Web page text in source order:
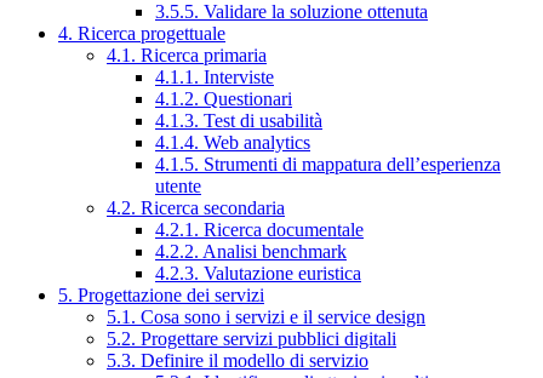
3.5.5. Validare la soluzione ottenuta
4. Ricerca progettuale
4.1. Ricerca primaria
4.1.1. Interviste
4.1.2. Questionari
4.1.3. Test di usabilità
4.1.4. Web analytics
4.1.5. Strumenti di mappatura dell’esperienza
utente
4.2. Ricerca secondaria
4.2.1. Ricerca documentale
4.2.2. Analisi benchmark
4.2.3. Valutazione euristica
5. Progettazione dei servizi
5.1. Cosa sono i servizi e il service design
5.2. Progettare servizi pubblici digitali
5.3. Definire il modello di servizio